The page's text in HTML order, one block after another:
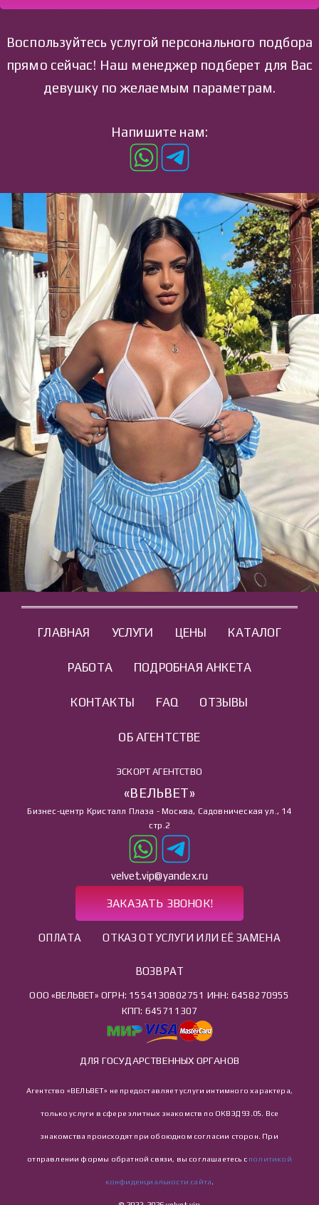
Воспользуйтесь услугой персонального подбора
прямо сейчас! Наш менеджер подберет для Вас
девушку по желаемым параметрам.
Напишите нам:
ГЛАВНАЯ УСЛУГИ ЦЕНЫ КАТАЛОГ
РАБОТА ПОДРОБНАЯ АНКЕТА
КОНТАКТЫ FAQ ОТЗЫВЫ
ОБ АГЕНТСТВЕ
ЭСКОРТ АГЕНТСТВО
«ВЕЛЬВЕТ»
Бизнес-центр Кристалл Плаза - Москва, Садовническая ул., 14
стр.2
velvet.vip@yandex.ru
ЗАКАЗАТЬ ЗВОНОК!
ОПЛАТА ОТКАЗ ОТ УСЛУГИ ИЛИ ЕЁ ЗАМЕНА
ВОЗВРАТ
ООО «ВЕЛЬВЕТ» ОГРН: 1554130802751 ИНН: 6458270955
КПП: 645711307
ДЛЯ ГОСУДАРСТВЕННЫХ ОРГАНОВ
Агентство «ВЕЛЬВЕТ» не предоставляет услуги интимного характера,
только услуги в сфере элитных знакомств по ОКВЭД 93.05. Все
знакомства происходят при обоюдном согласии сторон. При
отправлении формы обратной связи, вы соглашаетесь с политикой
конфиденциальности сайта